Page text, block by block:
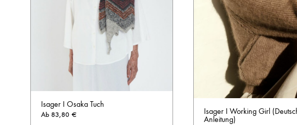
Isager I Osaka Tuch
Ab 83,80 €
Isager I Working Girl
Anleitung)